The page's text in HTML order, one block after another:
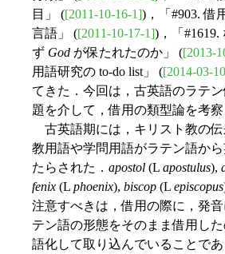
目」 ([2011-10-16-1])，「#903. 借
言語」 ([2011-10-17-1])，「#1619.
ず God が保たれたのか」 ([2013-
用語研究の to-do list」 ([2014-03-
てきた．今回は，古英語のラテ
題を介して，借用の類型論を考察
古英語期には，キリスト教の
教用語や学問用語がラテン語か
たらされた． apostol (L apostulus),
fenix (L phoenix), biscop (L episcopus
注意すべきは，借用の際に，発
テン語の形態をそのまま借用し
語化して取り込んでいることで